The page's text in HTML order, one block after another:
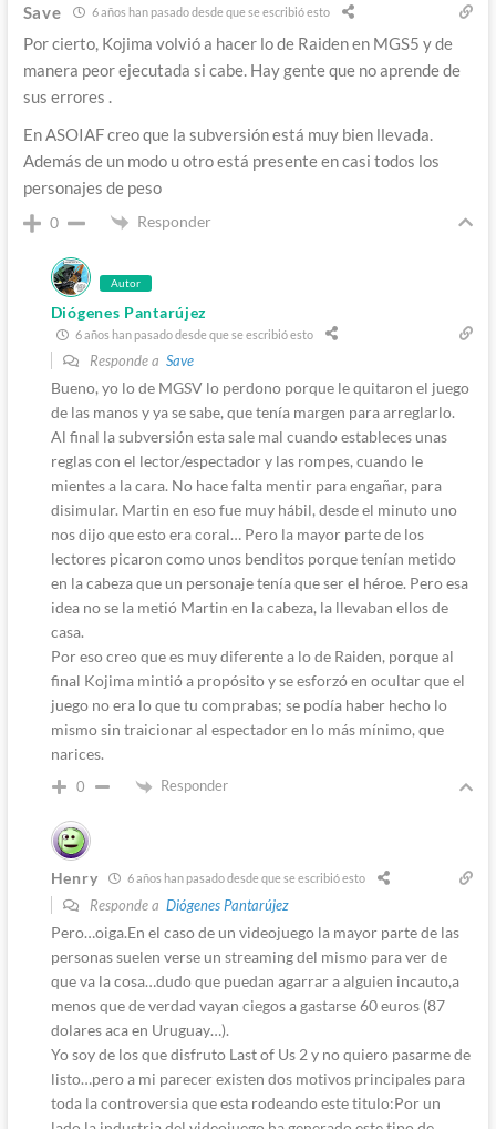
Save 6 años han pasado desde que se escribió esto
Por cierto, Kojima volvió a hacer lo de Raiden en MGS5 y de
manera peor ejecutada si cabe. Hay gente que no aprende de
sus errores .
En ASOIAF creo que la subversión está muy bien llevada.
Además de un modo u otro está presente en casi todos los
personajes de peso
0 Responder
Autor
Diógenes Pantarújez
6 años han pasado desde que se escribió esto
Responde a Save
Bueno, yo lo de MGSV lo perdono porque le quitaron el juego
de las manos y ya se sabe, que tenía margen para arreglarlo.
Al final la subversión esta sale mal cuando estableces unas
reglas con el lector/espectador y las rompes, cuando le
mientes a la cara. No hace falta mentir para engañar, para
disimular. Martin en eso fue muy hábil, desde el minuto uno
nos dijo que esto era coral… Pero la mayor parte de los
lectores picaron como unos benditos porque tenían metido
en la cabeza que un personaje tenía que ser el héroe. Pero esa
idea no se la metió Martin en la cabeza, la llevaban ellos de
casa.
Por eso creo que es muy diferente a lo de Raiden, porque al
final Kojima mintió a propósito y se esforzó en ocultar que el
juego no era lo que tu comprabas; se podía haber hecho lo
mismo sin traicionar al espectador en lo más mínimo, que
narices.
0 Responder
Henry 6 años han pasado desde que se escribió esto
Responde a Diógenes Pantarújez
Pero…oiga.En el caso de un videojuego la mayor parte de las
personas suelen verse un streaming del mismo para ver de
que va la cosa…dudo que puedan agarrar a alguien incauto,a
menos que de verdad vayan ciegos a gastarse 60 euros (87
dolares aca en Uruguay…).
Yo soy de los que disfruto Last of Us 2 y no quiero pasarme de
listo…pero a mi parecer existen dos motivos principales para
toda la controversia que esta rodeando este titulo:Por un